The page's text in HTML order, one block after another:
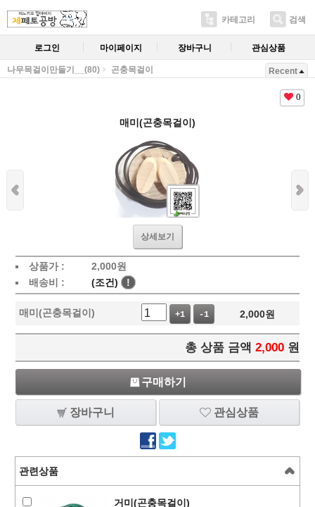
카테고리 검색
로그인 마이페이지 장바구니 관심상품
나무목걸이만들기__(80) 곤충목걸이 Recent
0
매미(곤충목걸이)
상세보기
상품가 : 2,000원
배송비 :
(조건) !
매미(곤충목걸이) +1 -1 2,000원
총 상품 금액 2,000 원
구매하기
장바구니 관심상품
관련상품
거미(곤충목걸이)